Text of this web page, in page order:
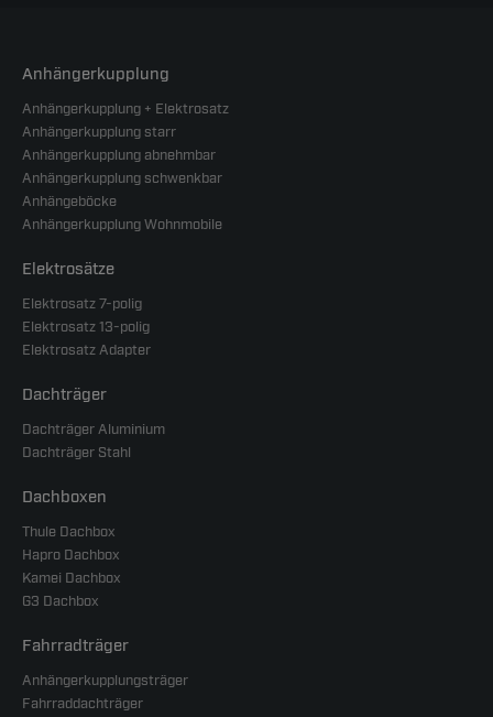
Anhängerkupplung
Anhängerkupplung + Elektrosatz
Anhängerkupplung starr
Anhängerkupplung abnehmbar
Anhängerkupplung schwenkbar
Anhängeböcke
Anhängerkupplung Wohnmobile
Elektrosätze
Elektrosatz 7-polig
Elektrosatz 13-polig
Elektrosatz Adapter
Dachträger
Dachträger Aluminium
Dachträger Stahl
Dachboxen
Thule Dachbox
Hapro Dachbox
Kamei Dachbox
G3 Dachbox
Fahrradträger
Anhängerkupplungsträger
Fahrraddachträger